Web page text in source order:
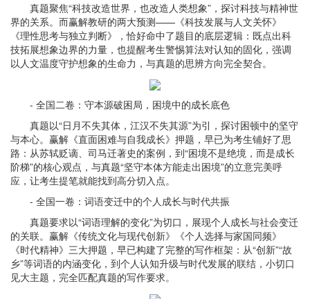
真题聚焦“科技改造世界，也改造人类想象”，探讨科技与精神世
界的关系。而赢解教研的两大预测——《科技发展与人文关怀》
《理性思考与独立判断》，恰好命中了题目的底层逻辑：既点出科
技拓展想象边界的力量，也提醒考生警惕算法对认知的固化，强调
以人文温度守护想象的生命力，与真题的思辨方向完全契合。
- 全国二卷：守本源破困局，困境中的成长底色
真题以“日月不失其体，江汉不失其源”为引，探讨困顿中的坚守
与本心。赢解《直面困难与自我成长》押题，早已为考生铺好了思
路：从苏轼贬谪、司马迁著史的案例，到“困境不是绝境，而是成长
阶梯”的核心观点，与真题“坚守本体方能走出困境”的立意完美呼
应，让考生提笔就能找到高分切入点。
- 全国一卷：词语变迁中的个人成长与时代共振
真题要求以“词语理解的变化”为切口，展现个人成长与社会变迁
的关联。赢解《传统文化与现代创新》《个人选择与家国同频》
《时代精神》三大押题，早已构建了完整的写作框架：从“创新”“故
乡”等词语的内涵变化，到个人认知升级与时代发展的联结，小切口
见大主题，完全匹配真题的写作要求。